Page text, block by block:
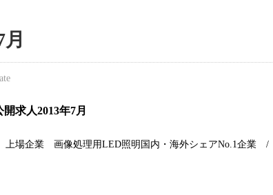
求人2013年7月
上場企業 画像処理用LED照明国内・海外シェアNo.1 企業 /